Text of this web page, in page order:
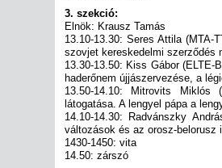
3. szekció:
Elnök: Krausz Tamás
13.10-13.30: Seres Attila (MTA-
szovjet kereskedelmi szerződés
13.30-13.50: Kiss Gábor (ELTE-
haderőnem újjászervezése, a
13.50-14.10: Mitrovits
látogatása. A lengyel pápa a
14.10-14.30: Radvánszky
változások és az orosz-belorusz
1430-1450: vita
14.50: zárszó